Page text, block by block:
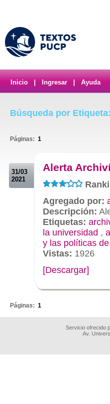
Inicio Ingresar Ayuda
Búsqueda por
Páginas: 1
31/03
2021
Alerta
Agregado por:
Descripción:
Etiquetas:
la universidad ,
y las políticas
Vistas: 1926
[Descargar]
Páginas: 1
Servicio ofrecido
Av.